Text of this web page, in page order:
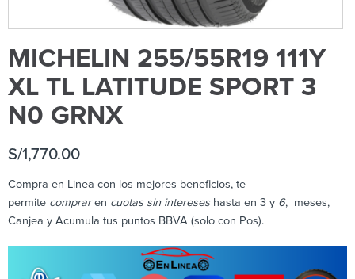
MICHELIN 255/55R19 111Y
XL TL LATITUDE SPORT 3
N0 GRNX
S/1,770.00
Compra en Linea con los mejores beneficios, te
permite compraren cuotas sin intereseshasta en 3 y 6, meses,
Canjea y Acumula tus puntos BBVA (solo con Pos).